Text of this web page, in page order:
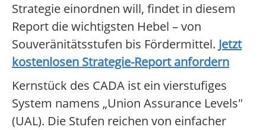
Strategie einordnen will, findet in diesem
Report die wichtigsten Hebel – von
Souveränitätsstufen bis Fördermittel. Jetzt
kostenlosen Strategie-Report anfordern
Kernstück des CADA ist ein vierstufiges
System namens „Union Assurance Levels"
(UAL). Die Stufen reichen von einfacher